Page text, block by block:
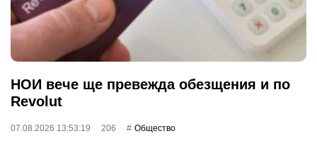
НОИ вече ще превежда обезщения и по
Revolut
07.08.2026 13:53:19 206 Общество